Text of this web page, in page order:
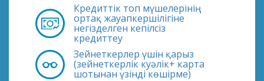
Кредиттік топ мүшелерінің
ортақ жауапкершілігіне
негізделген кепілсіз
кредиттеу
Зейнеткерлер үшін қарыз
(зейнеткерлік куәлік+ карта
шотынан үзінді көшірме)